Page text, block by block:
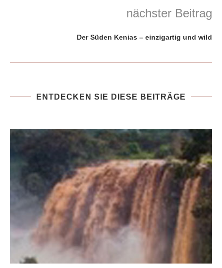
nächster Beitrag
Der Süden Kenias – einzigartig und wild
ENTDECKEN SIE DIESE BEITRÄGE